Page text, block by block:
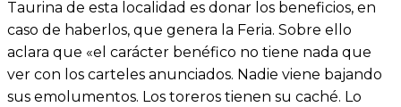
Taurina de esta localidad es donar los beneficios, en
caso de haberlos, que genera la Feria. Sobre ello
aclara que «el carácter benéfico no tiene nada que
ver con los carteles anunciados. Nadie viene bajando
sus emolumentos. Los toreros tienen su caché. Lo